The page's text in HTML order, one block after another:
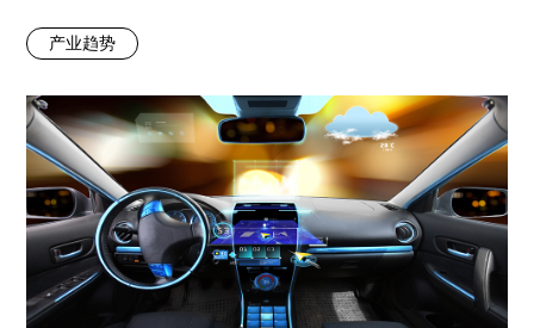
产业趋势